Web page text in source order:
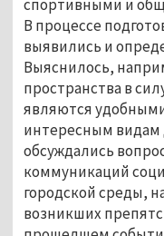
спортивными и
В процессе
выявились и
Выяснилось,
пространства в
являются
интересным видам
обсуждались
коммуникаций
городской среды,
возникших